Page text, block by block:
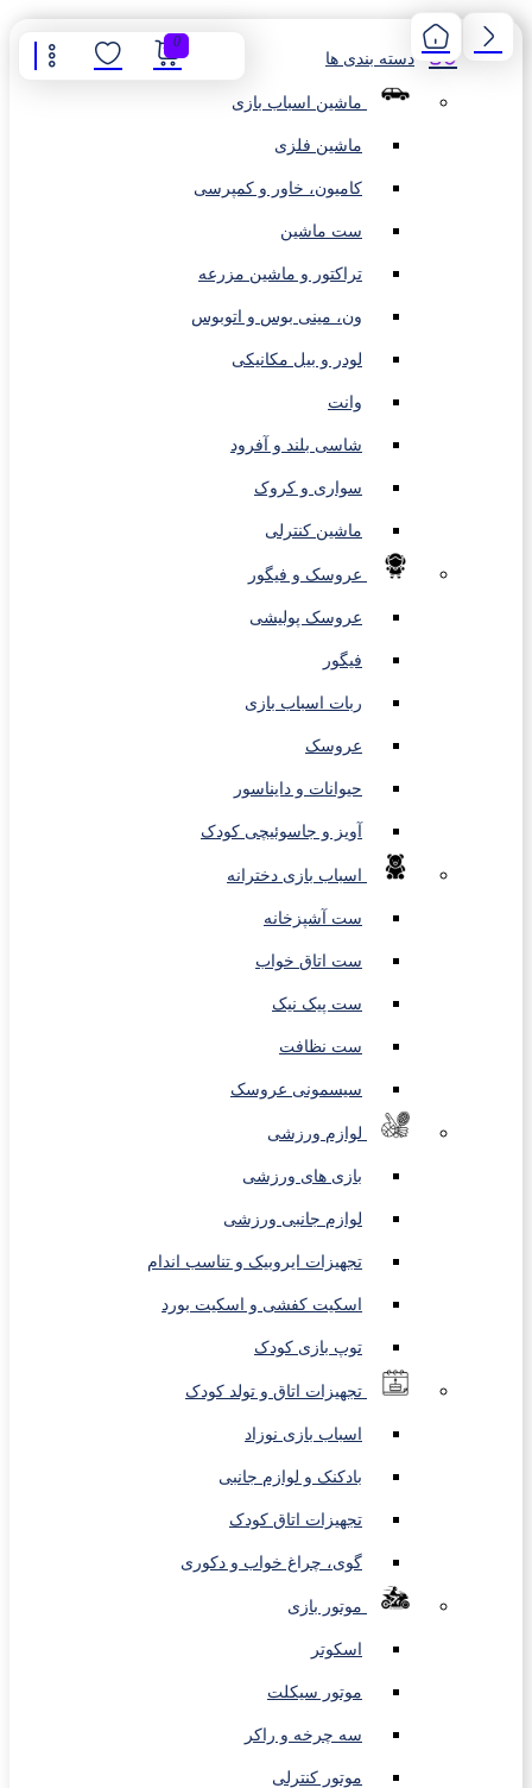
0
دسته بندی ها
ماشین اسباب بازی
ماشین فلزی
کامیون، خاور و کمپرسی
ست ماشین
تراکتور و ماشین مزرعه
ون، مینی بوس و اتوبوس
لودر و بیل مکانیکی
وانت
شاسی بلند و آفرود
سواری و کروک
ماشین کنترلی
عروسک و فیگور
عروسک پولیشی
فیگور
ربات اسباب بازی
عروسک
حیوانات و دایناسور
آویز و جاسوئیچی کودک
اسباب بازی دخترانه
ست آشپزخانه
ست اتاق خواب
ست پیک نیک
ست نظافت
سیسمونی عروسک
لوازم ورزشی
بازی های ورزشی
لوازم جانبی ورزشی
تجهیزات ایروبیک و تناسب اندام
اسکیت کفشی و اسکیت بورد
توپ بازی کودک
تجهیزات اتاق و تولد کودک
اسباب بازی نوزاد
بادکنک و لوازم جانبی
تجهیزات اتاق کودک
گوی، چراغ خواب و دکوری
موتور بازی
اسکوتر
موتور سیکلت
سه چرخه و راکر
موتور کنترلی